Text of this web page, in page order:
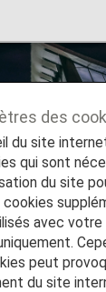
de
et
l'aéroport
Los
des
du site
qui sont
du site
avec votre
peut
du site